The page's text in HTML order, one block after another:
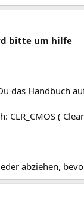
bitte um hilfe
das Handbuch
(
abziehen,